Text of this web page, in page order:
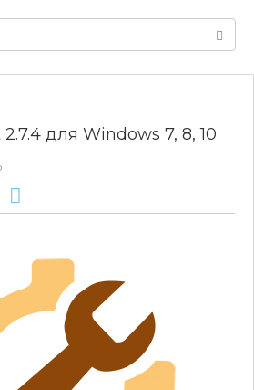
для Windows 7, 8, 10